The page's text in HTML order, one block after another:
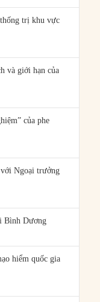
trị khu vực
và giới hạn của
của phe
với Ngoại trưởng
Bình Dương
hiểm quốc gia